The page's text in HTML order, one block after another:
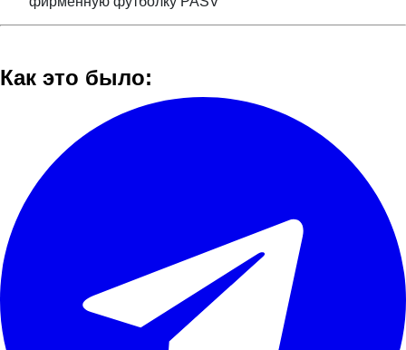
Как это было: